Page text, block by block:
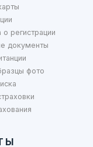
о регистрации
документы
фото